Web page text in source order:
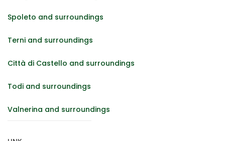
Spoleto and surroundings
Terni and surroundings
Città di Castello and surroundings
Todi and surroundings
Valnerina and surroundings